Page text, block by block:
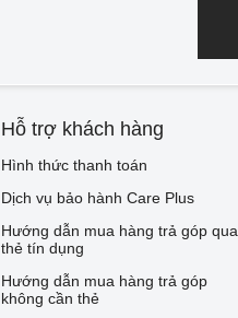
Hỗ trợ khách hàng
Hình thức thanh toán
Dịch vụ bảo hành Care Plus
Hướng dẫn mua hàng trả góp qua
thẻ tín dụng
Hướng dẫn mua hàng trả góp
không cần thẻ